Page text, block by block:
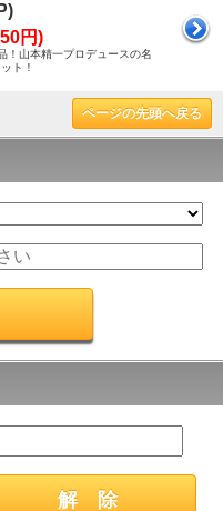
円)
！山本精一プロデュースの名
ト！
ページの先頭へ戻る